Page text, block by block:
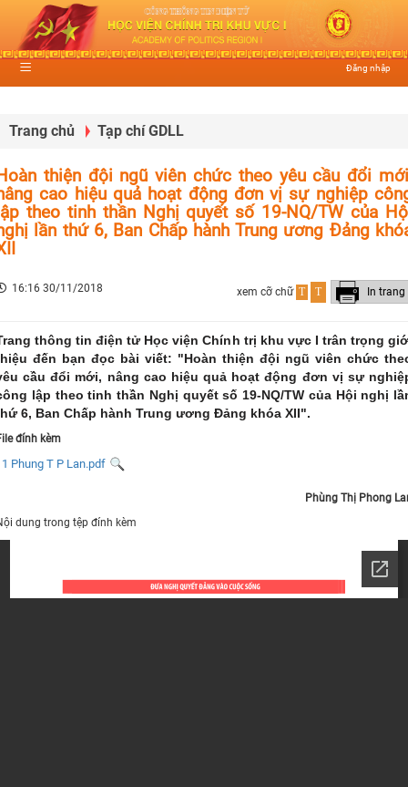
Đăng nhập
Trang chủ Tạp chí GDLL
thiện đội ngũ viên chức theo yêu cầu đổi
cao hiệu quả hoạt động đơn vị sự nghiệp
theo tinh thần Nghị quyết số 19-NQ/TW của
lần thứ 6, Ban Chấp hành Trung ương Đảng
16:16 30/11/2018 xem cỡ chữ T T In trang
thông tin điện tử Học viện Chính trị khu vực I trân trọng
đến bạn đọc bài viết: "Hoàn thiện đội ngũ viên chức
cầu đổi mới, nâng cao hiệu quả hoạt động đơn vị sự
lập theo tinh thần Nghị quyết số 19-NQ/TW của Hội nghị
6, Ban Chấp hành Trung ương Đảng khóa XII".
đính kèm
Phung T P Lan.pdf
Phùng Thị Phong
dung trong tệp đính kèm